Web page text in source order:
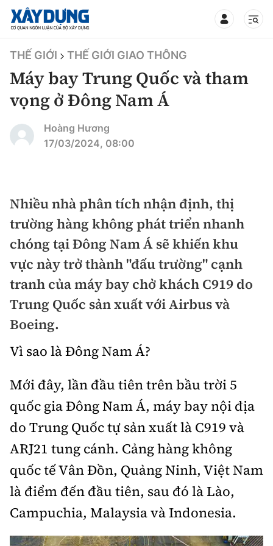
TIN BỘ XÂY DỰNG
CHUYÊN MỤC
Thời sự
Chính trị
Xã hội
Chuyện dọc đường
Cải chính
Xây dựng
Chỉ đạo điều hành
Quy hoạch kiến trúc
Vật liệu xây dựng
Giám định chất lượng
Quản lý đô thị
Giao thông
Quản lý
Đường bộ
Hàng không
Đường sắt
Đăng kiểm
Đường sắt tốc độ cao
Đường thủy
Hàng hải
Đường sắt đô thị
Kinh tế
Thị trường
Tài chính
Chứng khoán
Bảo hiểm
Doanh nghiệp
An ninh hình sự
Điều tra
Pháp đình
Hỏi - Đáp
An toàn giao thông
Giao thông 24h
ATGT địa phương
Văn hóa giao thông
Lái xe an toàn
Chung tay vì ATGT
Chất lượng sống
Y tế
Đời sống
Văn hóa - Giải Trí
Văn hóa
Điện ảnh
Thể thao
Bóng đá
Bình luận
Công nghệ
THẾ GIỚI THẾ GIỚI GIAO THÔNG
Máy bay Trung Quốc và tham
vọng ở Đông Nam Á
Hoàng Hương
17/03/2024, 08:00
Nhiều nhà phân tích nhận định, thị
trường hàng không phát triển nhanh
chóng tại Đông Nam Á sẽ khiến khu
vực này trở thành "đấu trường" cạnh
tranh của máy bay chở khách C919 do
Trung Quốc sản xuất với Airbus và
Boeing.
Vì sao là Đông Nam Á?
Mới đây, lần đầu tiên trên bầu trời 5
quốc gia Đông Nam Á, máy bay nội địa
do Trung Quốc tự sản xuất là C919 và
ARJ21 tung cánh. Cảng hàng không
quốc tế Vân Đồn, Quảng Ninh, Việt Nam
là điểm đến đầu tiên, sau đó là Lào,
Campuchia, Malaysia và Indonesia.